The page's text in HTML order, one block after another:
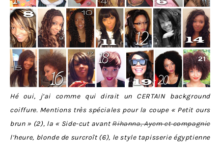
Hé oui, j’ai comme qui dirait un CERTAIN background
coiffure. Mentions très spéciales pour la coupe « Petit ours
brun » (2), la « Side-cut avantRihanna, Ayem et compagnie
l’heure, blonde de surcroît (6), le style tapisserie égyptienne